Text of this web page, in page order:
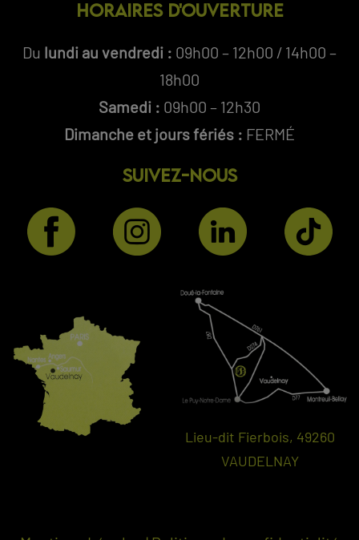
HORAIRES D'OUVERTURE
Du lundi au vendredi : 09h00 – 12h00 / 14h00 –
18h00
Samedi : 09h00 – 12h30
Dimanche et jours fériés : FERMÉ
SUIVEZ-NOUS
Lieu-dit Fierbois, 49260
VAUDELNAY